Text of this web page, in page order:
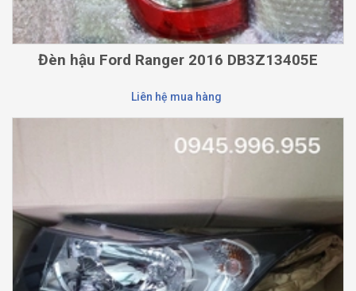
Đèn hậu Ford Ranger 2016 DB3Z13405E
Liên hệ mua hàng